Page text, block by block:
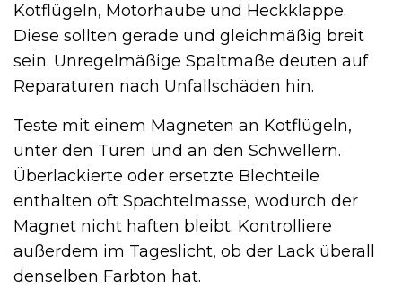
Kotflügeln, Motorhaube und Heckklappe.
Diese sollten gerade und gleichmäßig breit
sein. Unregelmäßige Spaltmaße deuten auf
Reparaturen nach Unfallschäden hin.
Teste mit einem Magneten an Kotflügeln,
unter den Türen und an den Schwellern.
Überlackierte oder ersetzte Blechteile
enthalten oft Spachtelmasse, wodurch der
Magnet nicht haften bleibt. Kontrolliere
außerdem im Tageslicht, ob der Lack überall
denselben Farbton hat.